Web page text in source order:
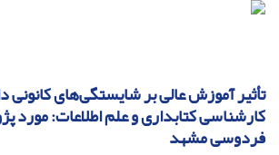
تأثیر آموزش عالی بر شایستگی‌های کانونی
کارشناسی کتابداری و علم اطلاعات: مورد
فردوسی مشهد